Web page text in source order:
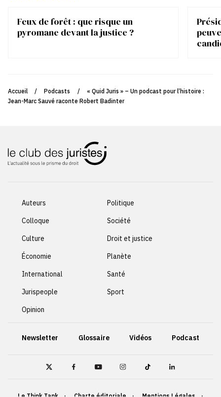
Feux de forêt : que risque un
pyromane devant la justice ?
Accueil / Podcasts /
« Quid Juris » – Un podcast pour l’histoire :
Jean-Marc Sauvé raconte Robert Badinter
Auteurs
Colloque
Culture
Économie
International
Jurispeople
Opinion
Politique
Société
Droit et justice
Planète
Santé
Sport
Newsletter Glossaire Vidéos Podcast